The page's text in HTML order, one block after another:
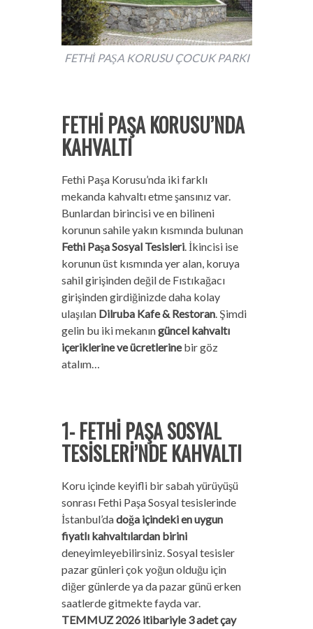
FETHİ PAŞA KORUSU ÇOCUK PARKI
FETHİ PAŞA KORUSU’NDA
KAHVALTI
Fethi Paşa Korusu’nda iki farklı
mekanda kahvaltı etme şansınız var.
Bunlardan birincisi ve en bilineni
korunun sahile yakın kısmında bulunan
Fethi Paşa Sosyal Tesisleri. İkincisi ise
korunun üst kısmında yer alan, koruya
sahil girişinden değil de Fıstıkağacı
girişinden girdiğinizde daha kolay
ulaşılan Dilruba Kafe & Restoran. Şimdi
gelin bu iki mekanıngüncel kahvaltı
içeriklerine ve ücretlerinebir göz
atalım…
1- FETHİ PAŞA SOSYAL
TESİSLERİ’NDE KAHVALTI
Koru içinde keyifli bir sabah yürüyüşü
sonrası Fethi Paşa Sosyal tesislerinde
İstanbul’dadoğa içindeki en uygun
fiyatlı kahvaltılardan birini
deneyimleyebilirsiniz. Sosyal tesisler
pazar günleri çok yoğun olduğu için
diğer günlerde ya da pazar günü erken
saatlerde gitmekte fayda var.
TEMMUZ 2026 itibariyle 3 adet çay